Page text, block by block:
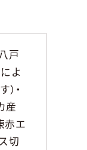
戸
よ
・
産
赤エ
切